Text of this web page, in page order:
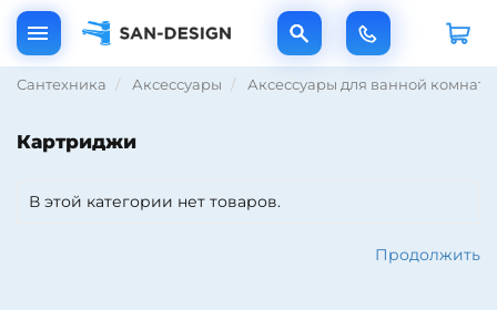
Сантехника Аксессуары Аксессуары для ванной комнаты
Картриджи
В этой категории нет товаров.
Продолжить